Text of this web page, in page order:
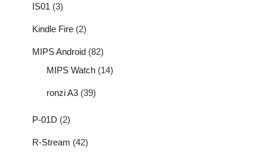
IS01 (3)
Kindle Fire (2)
MIPS Android (82)
MIPS Watch (14)
ronzi A3 (39)
P-01D (2)
R-Stream (42)